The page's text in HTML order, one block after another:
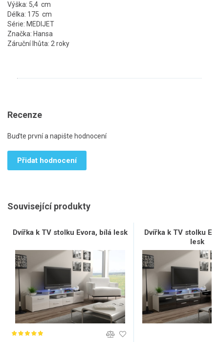
Výška: 5,4 cm
Délka: 175 cm
Série: MEDIJET
Značka: Hansa
Záruční lhůta: 2 roky
Recenze
Buďte první a napište hodnocení
Přidat hodnocení
Související produkty
Dvířka k TV stolku Evora, bílá lesk
Dvířka k TV stolku
lesk